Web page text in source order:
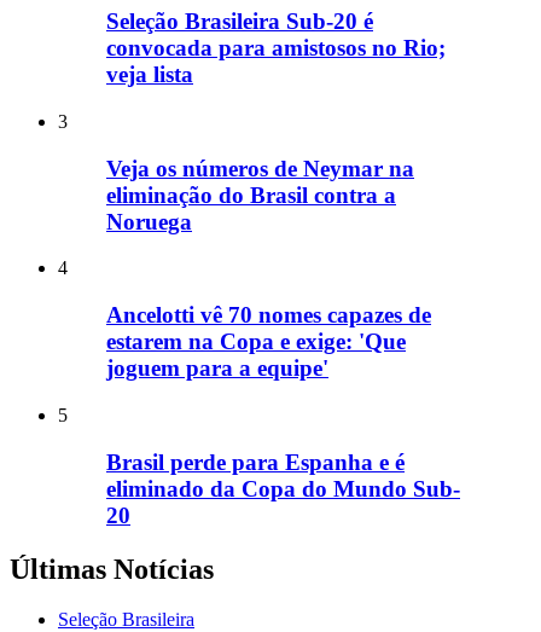
Seleção Brasileira Sub-20 é
convocada para amistosos no Rio;
veja lista
3
Veja os números de Neymar na
eliminação do Brasil contra a
Noruega
4
Ancelotti vê 70 nomes capazes de
estarem na Copa e exige: 'Que
joguem para a equipe'
5
Brasil perde para Espanha e é
eliminado da Copa do Mundo Sub-
20
Últimas Notícias
Seleção Brasileira